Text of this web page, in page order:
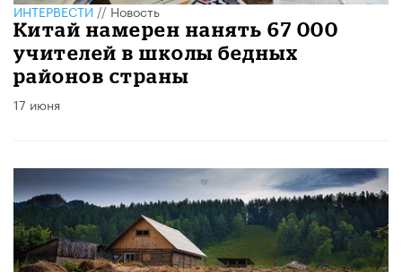
ИНТЕРВЕСТИ//Новость
Китай намерен нанять 67 000
учителей в школы бедных
районов страны
17 июня